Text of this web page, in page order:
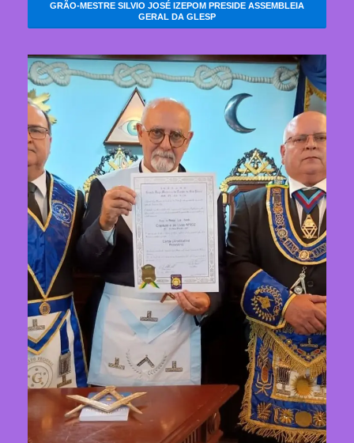
GRÃO-MESTRE SILVIO JOSÉ IZEPOM PRESIDE ASSEMBLEIA
GERAL DA GLESP